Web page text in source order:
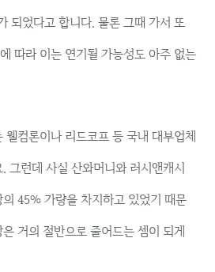
되었다고 합니다. 물론 그때 가서 또
따라 이는 연기될 가능성도 아주 없는
컴론이나 리드코프 등 국내 대부업체
그런데 사실 산와머니와 러시앤캐시
45% 가량을 차지하고 있었기 때문
거의 절반으로 줄어드는 셈이 되게